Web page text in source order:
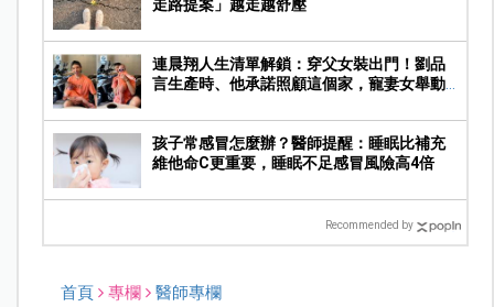
走路提案」越走越舒壓
連晨翔人生清單解鎖：穿父女裝出門！劉品
言生產時、他承諾照顧這個家，寵妻女舉動
孩子常感冒怎麼辦？醫師提醒：睡眠比補充
維他命C更重要，睡眠不足感冒風險高4倍
Recommended by
首頁 專欄 醫師專欄